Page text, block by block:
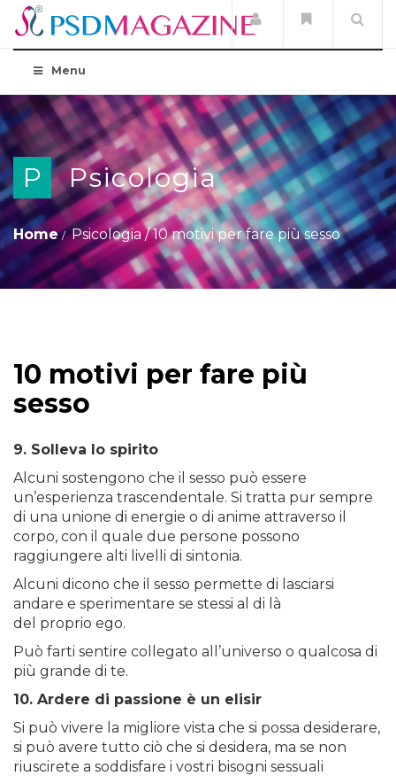
Menu
P Psicologia
Home Psicologia /10 motivi per fare più sesso
10 motivi per fare più
sesso
9. Solleva lo spirito
Alcuni sostengono che il sesso può essere
un’esperienza trascendentale. Si tratta pur sempre
di una unione di energie o di anime attraverso il
corpo, con il quale due persone possono
raggiungere alti livelli di sintonia.
Alcuni dicono che il sesso permette di lasciarsi
andare e sperimentare se stessi al di là
del proprio ego.
Può farti sentire collegato all’universo o qualcosa di
più grande di te.
10. Ardere di passione è un elisir
Si può vivere la migliore vista che si possa desiderare,
si può avere tutto ciò che si desidera, ma se non
riuscirete a soddisfare i vostri bisogni sessuali